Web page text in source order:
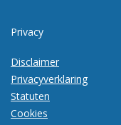
Privacy
Disclaimer
Privacyverklaring
Statuten
Cookies